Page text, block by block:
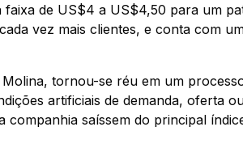
de US$4 a US$4,50 para um
vez mais clientes, e conta com
tornou-se réu em um
artificiais de demanda, oferta
companhia saíssem do principal